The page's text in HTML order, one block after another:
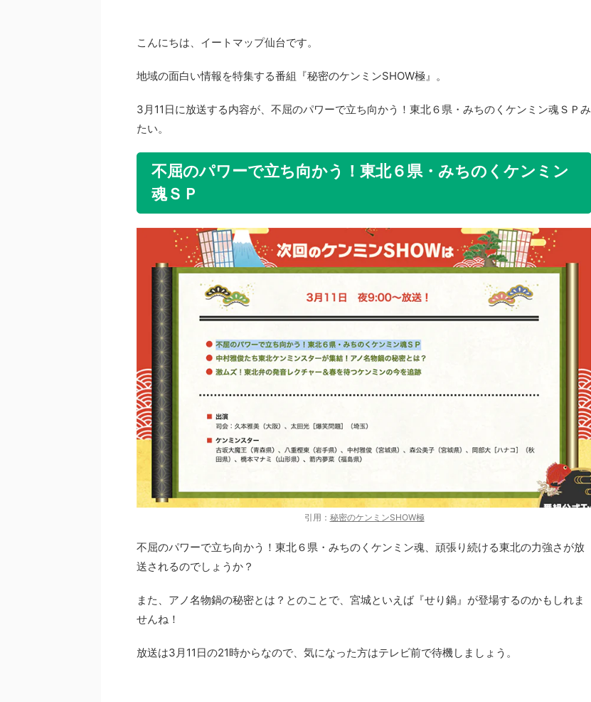
こんにちは、イートマップ仙台です。
地域の面白い情報を特集する番組『秘密のケンミンSHOW極』。
3月11日に放送する内容が、不屈のパワーで立ち向かう！東北６県・みちのくケンミン魂ＳＰみ
たい。
不屈のパワーで立ち向かう！東北６県・みちのくケンミン
魂ＳＰ
引用： 秘密のケンミンSHOW極
不屈のパワーで立ち向かう！東北６県・みちのくケンミン魂、頑張り続ける東北の力強さが放
送されるのでしょうか？
また、アノ名物鍋の秘密とは？とのことで、宮城といえば『せり鍋』が登場するのかもしれま
せんね！
放送は3月11日の21時からなので、気になった方はテレビ前で待機しましょう。